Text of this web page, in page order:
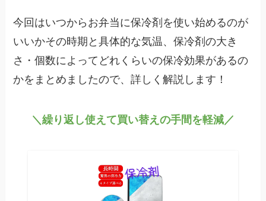
今回はいつからお弁当に保冷剤を使い始めるのが
いいかその時期と具体的な気温、保冷剤の大き
さ・個数によってどれくらいの保冷効果があるの
かをまとめましたので、詳しく解説します！
＼繰り返し使えて買い替えの手間を軽減／